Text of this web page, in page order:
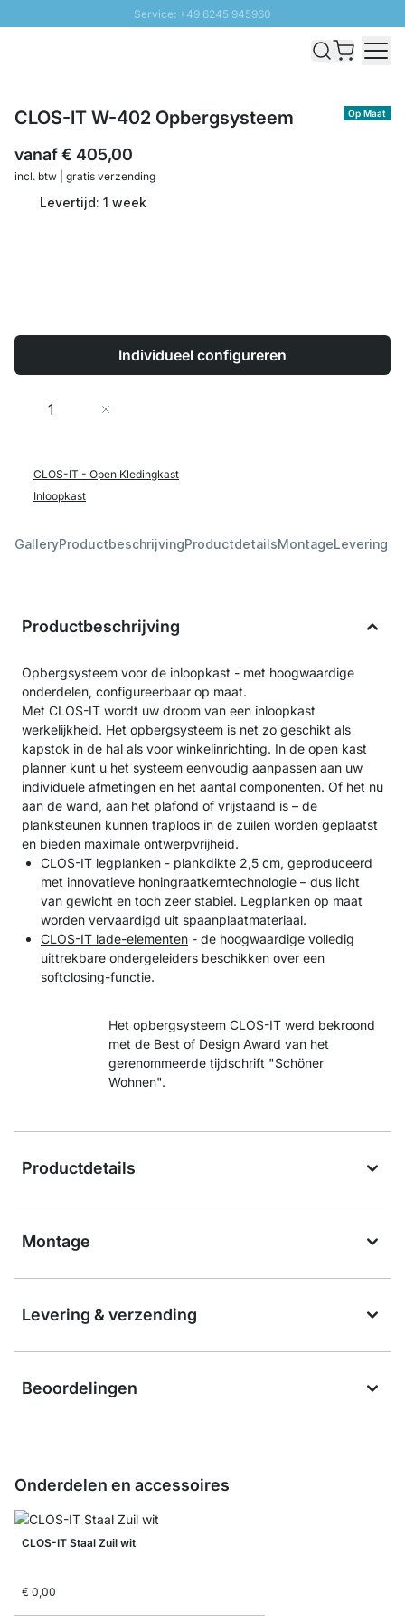
Service: +49 6245 945960
Snelle levering - Gratis verzending vanaf €100
Op Maat
CLOS-IT W-402 Opbergsysteem
vanaf€ 405,00
incl. btw | gratis verzending
Levertijd: 1 week
Individueel configureren
Aantal
CLOS-IT - Open Kledingkast
Inloopkast
GalleryProductbeschrijvingProductdetailsMontageLevering
Productbeschrijving
Opbergsysteem voor de inloopkast - met hoogwaardige
onderdelen, configureerbaar op maat.
Met CLOS-IT wordt uw droom van een inloopkast
werkelijkheid. Het opbergsysteem is net zo geschikt als
kapstok in de hal als voor winkelinrichting. In de open kast
planner kunt u het systeem eenvoudig aanpassen aan uw
individuele afmetingen en het aantal componenten. Of het nu
aan de wand, aan het plafond of vrijstaand is – de
planksteunen kunnen traploos in de zuilen worden geplaatst
en bieden maximale ontwerpvrijheid.
CLOS-IT legplanken - plankdikte 2,5 cm, geproduceerd
met innovatieve honingraatkerntechnologie – dus licht
van gewicht en toch zeer stabiel. Legplanken op maat
worden vervaardigd uit spaanplaatmateriaal.
CLOS-IT lade-elementen - de hoogwaardige volledig
uittrekbare ondergeleiders beschikken over een
softclosing-functie.
Het opbergsysteem CLOS-IT werd bekroond
met de Best of Design Award van het
gerenommeerde tijdschrift "Schöner
Wohnen".
Productdetails
Montage
Levering & verzending
Beoordelingen
Onderdelen en accessoires
CLOS-IT Staal Zuil wit
€ 0,00